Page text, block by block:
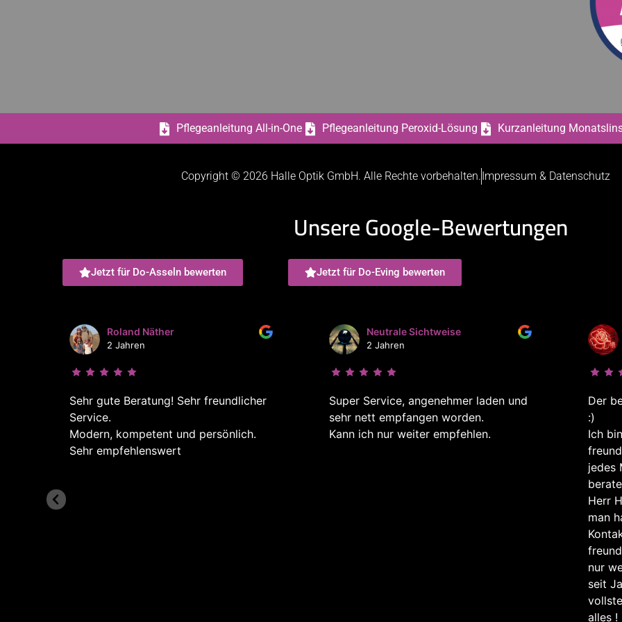
Pflegeanleitung All-in-One Pflegeanleitung Peroxid-Lösung Kurzanleitung
Copyright © 2026 Halle Optik GmbH. Alle Rechte vorbehalten.Impressum & Datenschutz
Unsere Google-Bewertungen
Jetzt für Do-Asseln bewerten Jetzt für Do-Eving bewerten
Roland Näther
2 Jahren
Sehr gute Beratung! Sehr freundlicher
Service.
Modern, kompetent und persönlich.
Sehr empfehlenswert
Neutrale Sichtweise
2 Jahren
Super Service, angenehmer laden und
sehr nett empfangen worden.
Kann ich nur weiter empfehlen.
Der
:)
Ich
jedes
Herr
man
nur
seit
alles !